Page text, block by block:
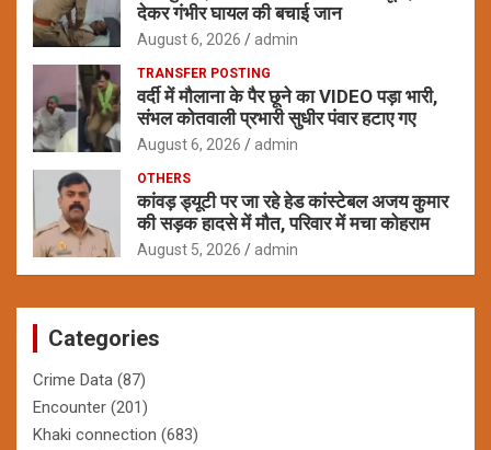
देकर गंभीर घायल की बचाई जान
August 6, 2026 admin
TRANSFER POSTING
वर्दी में मौलाना के पैर छूने का VIDEO पड़ा भारी,
संभल कोतवाली प्रभारी सुधीर पंवार हटाए गए
August 6, 2026 admin
OTHERS
कांवड़ ड्यूटी पर जा रहे हेड कांस्टेबल अजय कुमार
की सड़क हादसे में मौत, परिवार में मचा कोहराम
August 5, 2026 admin
Categories
Crime Data (87)
Encounter (201)
Khaki connection (683)